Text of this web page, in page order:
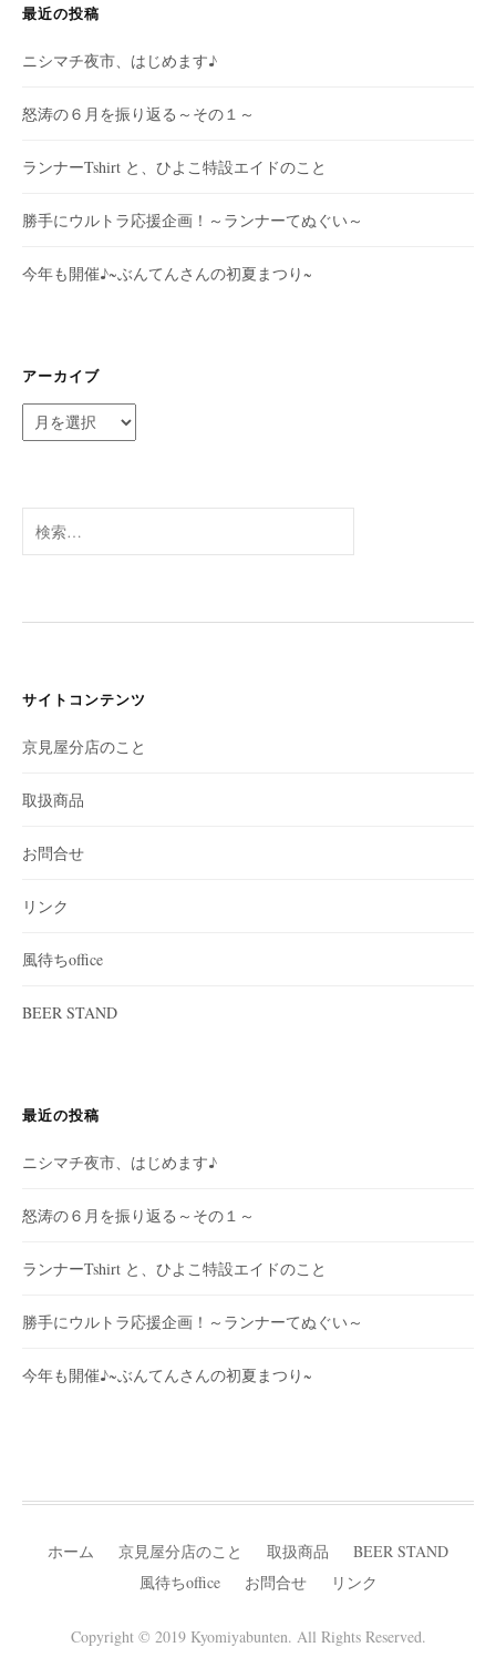
最近の投稿
ニシマチ夜市、はじめます♪
怒涛の６月を振り返る～その１～
ランナーTshirt と、ひよこ特設エイドのこと
勝手にウルトラ応援企画！～ランナーてぬぐい～
今年も開催♪~ぶんてんさんの初夏まつり~
アーカイブ
ー
ブ
索:
サイトコンテンツ
京見屋分店のこと
取扱商品
お問合せ
リンク
風待ちoffice
BEER STAND
最近の投稿
ニシマチ夜市、はじめます♪
怒涛の６月を振り返る～その１～
ランナーTshirt と、ひよこ特設エイドのこと
勝手にウルトラ応援企画！～ランナーてぬぐい～
今年も開催♪~ぶんてんさんの初夏まつり~
ホーム 京見屋分店のこと 取扱商品
BEER STAND
風待ちoffice
お問合せ リンク
Copyright © 2019 Kyomiyabunten. All Rights Reserved.